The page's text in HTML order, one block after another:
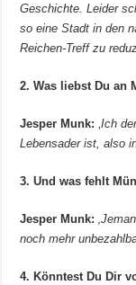
Geschichte. Leider
so eine Stadt in den
Reichen-Treff zu
2. Was liebst Du an
Jesper Munk: ‚Ich
Lebensader ist, also
3. Und was fehlt
Jesper Munk:
noch mehr
4. Könntest Du Dir